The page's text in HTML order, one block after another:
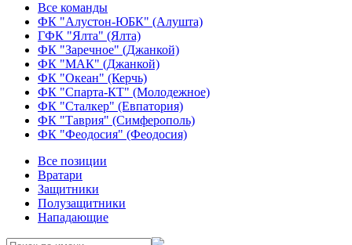
Все команды
ФК "Алустон-ЮБК" (Алушта)
ГФК "Ялта" (Ялта)
ФК "Заречное" (Джанкой)
ФК "МАК" (Джанкой)
ФК "Океан" (Керчь)
ФК "Спарта-КТ" (Молодежное)
ФК "Сталкер" (Евпатория)
ФК "Таврия" (Симферополь)
ФК "Феодосия" (Феодосия)
Все позиции
Вратари
Защитники
Полузащитники
Нападающие